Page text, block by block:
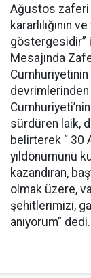
Ağustos zaferi
kararlılığının
göstergesidir”
Mesajında
devrimlerinden
sürdüren laik,
belirterek “ 30
yıldönümünü
kazandıran,
olmak üzere,
şehitlerimizi,
anıyorum” dedi.